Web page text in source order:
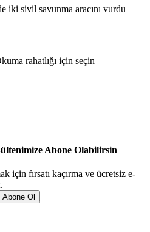
iki sivil savunma aracını vurdu
rahatlığı için seçin
Abone Olabilirsin
için fırsatı kaçırma ve ücretsiz e-
Abone Ol